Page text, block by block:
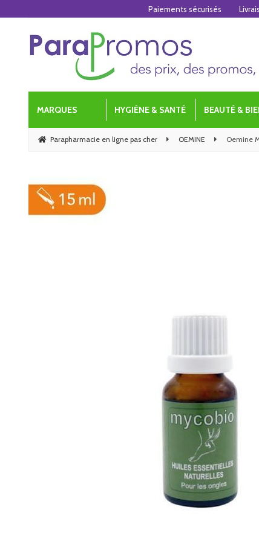
MARQUES HYGIÈNE & SANTÉ BEAUTÉ &
Parapharmacie en ligne pas cher OEMINE Oemine
Paiements sécurisés